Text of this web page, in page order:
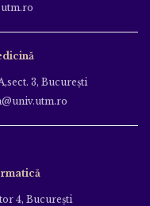
3, Bucureşti
4, Bucureşti